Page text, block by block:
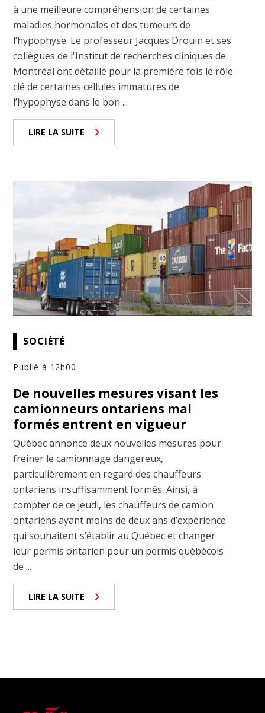
à une meilleure compréhension de certaines
maladies hormonales et des tumeurs de
l’hypophyse. Le professeur Jacques Drouin et ses
collègues de l'Institut de recherches cliniques de
Montréal ont détaillé pour la première fois le rôle
clé de certaines cellules immatures de
l’hypophyse dans le bon ...
LIRE LA SUITE
SOCIÉTÉ
Publié à 12h00
De nouvelles mesures visant les
camionneurs ontariens mal
formés entrent en vigueur
Québec annonce deux nouvelles mesures pour
freiner le camionnage dangereux,
particulièrement en regard des chauffeurs
ontariens insuffisamment formés. Ainsi, à
compter de ce jeudi, les chauffeurs de camion
ontariens ayant moins de deux ans d’expérience
qui souhaitent s’établir au Québec et changer
leur permis ontarien pour un permis québécois
de ...
LIRE LA SUITE